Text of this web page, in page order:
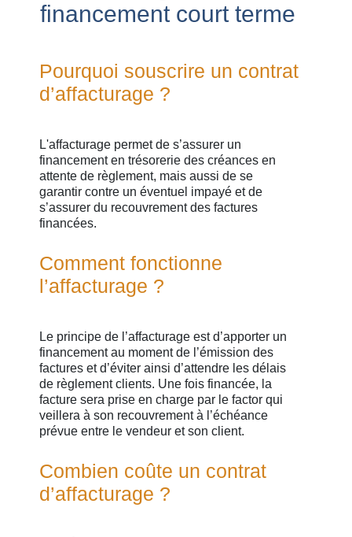
financement court terme
Pourquoi souscrire un contrat
d’affacturage ?
L'affacturage permet de s’assurer un
financement en trésorerie des créances en
attente de règlement, mais aussi de se
garantir contre un éventuel impayé et de
s’assurer du recouvrement des factures
financées.
Comment fonctionne
l’affacturage ?
Le principe de l’affacturage est d’apporter un
financement au moment de l’émission des
factures et d’éviter ainsi d’attendre les délais
de règlement clients. Une fois financée, la
facture sera prise en charge par le factor qui
veillera à son recouvrement à l’échéance
prévue entre le vendeur et son client.
Combien coûte un contrat
d’affacturage ?